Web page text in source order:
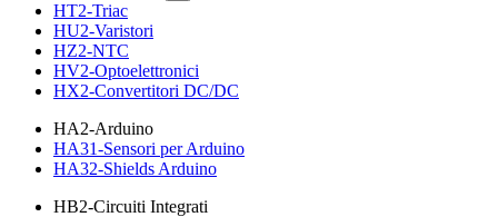
HT2-Triac
HU2-Varistori
HZ2-NTC
HV2-Optoelettronici
HX2-Convertitori DC/DC
HA2-Arduino
HA31-Sensori per Arduino
HA32-Shields Arduino
HB2-Circuiti Integrati